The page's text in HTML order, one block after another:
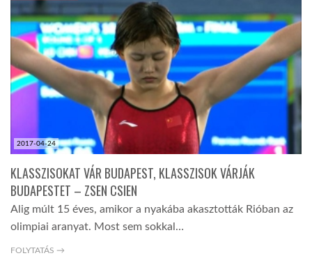
KÖZEL-KELET
AUSZTRÁLIA
A VILÁG ITTHON
GLOBOTV BP
2017-04-24
KLASSZISOKAT VÁR BUDAPEST, KLASSZISOK VÁRJÁK
BUDAPESTET – ZSEN CSIEN
Alig múlt 15 éves, amikor a nyakába akasztották Rióban az
olimpiai aranyat. Most sem sokkal…
FOLYTATÁS →